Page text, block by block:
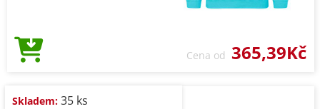
Cena od 365,39Kč
Skladem: 35 ks